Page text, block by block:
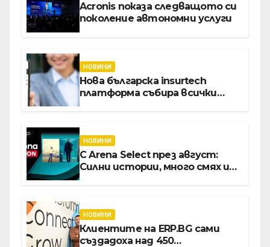
Acronis показа следващото си
поколение автономни услуги
НОВИНИ
Нова българска insurtech
платформа събира всички
НОВИНИ
С Arena Select през август:
Силни истории, много смях и
НОВИНИ
Клиентите на ERP.BG сами
създадоха над 450